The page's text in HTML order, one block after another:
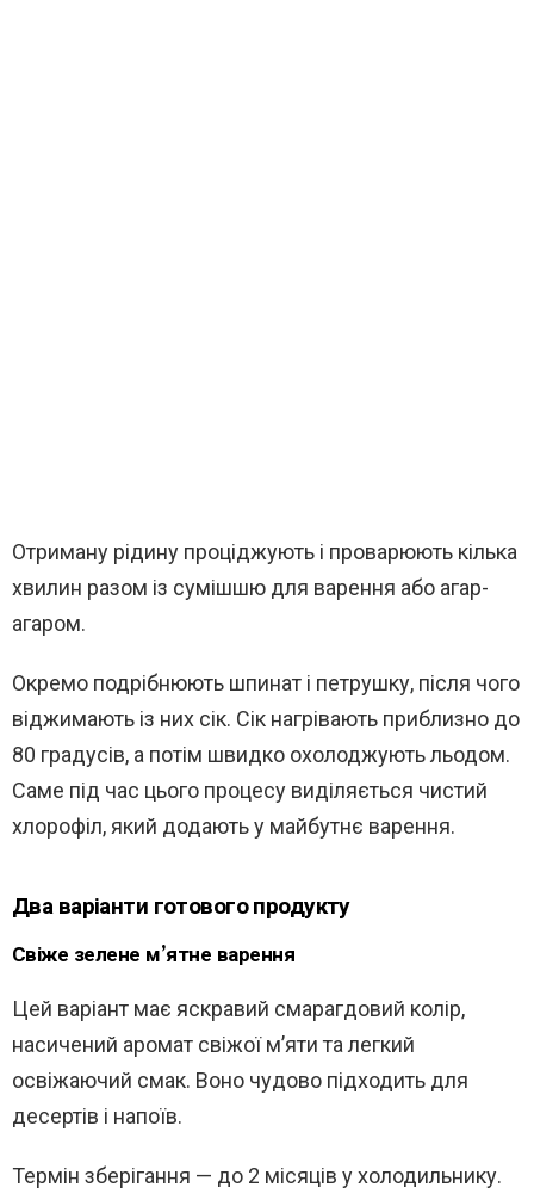
Отриману рідину проціджують і проварюють кілька
хвилин разом із сумішшю для варення або агар-
агаром.
Окремо подрібнюють шпинат і петрушку, після чого
віджимають із них сік. Сік нагрівають приблизно до
80 градусів, а потім швидко охолоджують льодом.
Саме під час цього процесу виділяється чистий
хлорофіл, який додають у майбутнє варення.
Два варіанти готового продукту
Свіже зелене м’ятне варення
Цей варіант має яскравий смарагдовий колір,
насичений аромат свіжої м’яти та легкий
освіжаючий смак. Воно чудово підходить для
десертів і напоїв.
Термін зберігання — до 2 місяців у холодильнику.